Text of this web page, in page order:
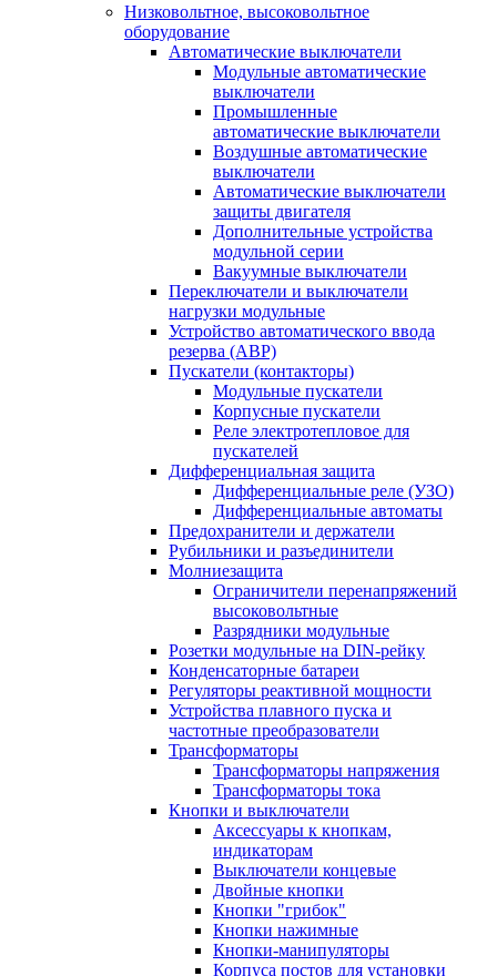
Низковольтное, высоковольтное
оборудование
Автоматические выключатели
Модульные автоматические
выключатели
Промышленные
автоматические выключатели
Воздушные автоматические
выключатели
Автоматические выключатели
защиты двигателя
Дополнительные устройства
модульной серии
Вакуумные выключатели
Переключатели и выключатели
нагрузки модульные
Устройство автоматического ввода
резерва (АВР)
Пускатели (контакторы)
Модульные пускатели
Корпусные пускатели
Реле электротепловое для
пускателей
Дифференциальная защита
Дифференциальные реле (УЗО)
Дифференциальные автоматы
Предохранители и держатели
Рубильники и разъединители
Молниезащита
Ограничители перенапряжений
высоковольтные
Разрядники модульные
Розетки модульные на DIN-рейку
Конденсаторные батареи
Регуляторы реактивной мощности
Устройства плавного пуска и
частотные преобразователи
Трансформаторы
Трансформаторы напряжения
Трансформаторы тока
Кнопки и выключатели
Аксессуары к кнопкам,
индикаторам
Выключатели концевые
Двойные кнопки
Кнопки "грибок"
Кнопки нажимные
Кнопки-манипуляторы
Корпуса постов для установки